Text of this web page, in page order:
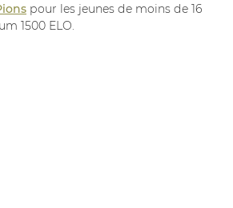
pour les jeunes de moins de 16
1500 ELO.